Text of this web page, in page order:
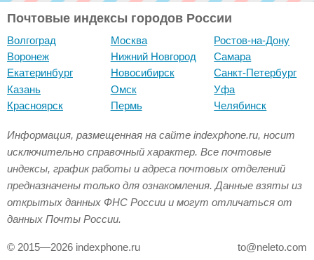
Почтовые индексы городов России
Волгоград
Воронеж
Екатеринбург
Казань
Красноярск
Москва
Нижний Новгород
Новосибирск
Омск
Пермь
Ростов-на-Дону
Самара
Санкт-Петербург
Уфа
Челябинск
Информация, размещенная на сайте indexphone.ru, носит
исключительно справочный характер. Все почтовые
индексы, график работы и адреса почтовых отделений
предназначены только для ознакомления. Данные взяты из
открытых данных ФНС России и могут отличаться от
данных Почты России.
© 2015—2026 indexphone.ru to@neleto.com